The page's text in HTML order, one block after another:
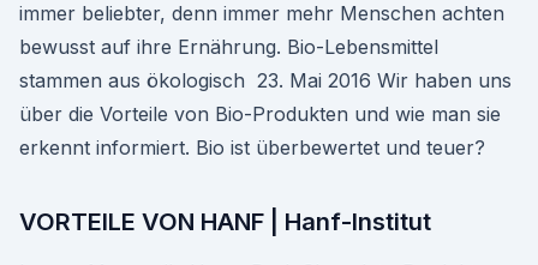
immer beliebter, denn immer mehr Menschen achten
bewusst auf ihre Ernährung. Bio-Lebensmittel
stammen aus ökologisch 23. Mai 2016 Wir haben uns
über die Vorteile von Bio-Produkten und wie man sie
erkennt informiert. Bio ist überbewertet und teuer?
VORTEILE VON HANF | Hanf-Institut